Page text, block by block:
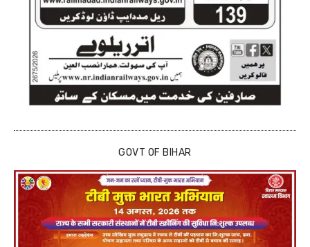
GOVT OF BIHAR